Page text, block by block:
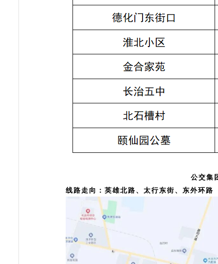
公交
线路走向： 英雄北路、太行东街、东外环路